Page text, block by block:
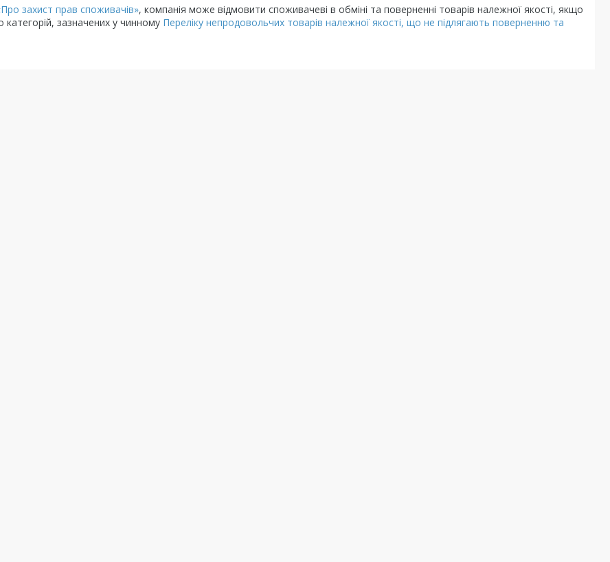
захист прав споживачів», компанія може відмовити споживачеві в обміні та поверненні товарів належної якості, якщо
категорій, зазначених у чинному Переліку непродовольчих товарів належної якості, що не підлягають поверненню та